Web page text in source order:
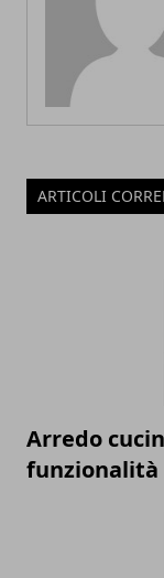
ARTICOLI
Arredo
funzionalità